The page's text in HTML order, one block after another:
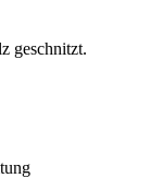
geschnitzt.